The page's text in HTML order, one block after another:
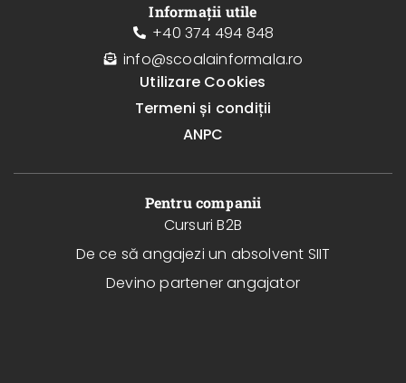
Informații utile
+40 374 494 848
info@scoalainformala.ro
Utilizare Cookies
Termeni și condiții
ANPC
Pentru companii
Cursuri B2B
De ce să angajezi un absolvent SIIT
Devino partener angajator